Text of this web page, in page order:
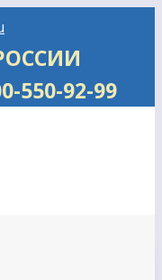
РОССИИ
550-92-99